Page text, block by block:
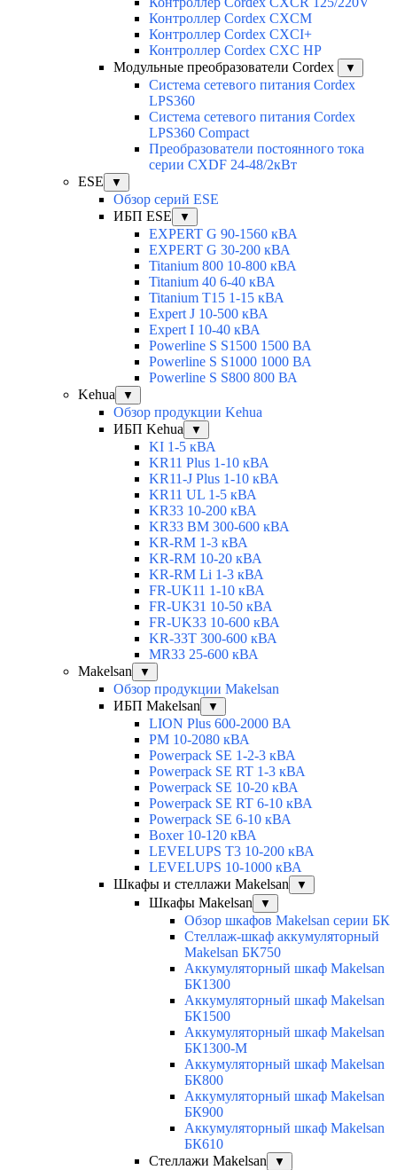
Контроллер Cordex CXCM
Контроллер Cordex CXCI+
Контроллер Cordex CXC HP
Модульные преобразователи Cordex
▼
Система сетевого питания Cordex
LPS360
Система сетевого питания Cordex
LPS360 Compact
Преобразователи постоянного тока
серии CXDF 24-48/2кВт
ESE
▼
Обзор серий ESE
ИБП ESE
▼
EXPERT G 90-1560 кВА
EXPERT G 30-200 кВА
Titanium 800 10-800 кВА
Titanium 40 6-40 кВА
Titanium T15 1-15 кВА
Expert J 10-500 кВА
Expert I 10-40 кВА
Powerline S S1500 1500 ВА
Powerline S S1000 1000 ВА
Powerline S S800 800 ВА
Kehua
▼
Обзор продукции Kehua
ИБП Kehua
▼
KI 1-5 кВА
KR11 Plus 1-10 кВА
KR11-J Plus 1-10 кВА
KR11 UL 1-5 кВА
KR33 10-200 кВА
KR33 BM 300-600 кВА
KR-RM 1-3 кВА
KR-RM 10-20 кВА
KR-RM Li 1-3 кВА
FR-UK11 1-10 кВА
FR-UK31 10-50 кВА
FR-UK33 10-600 кВА
KR-33T 300-600 кВА
MR33 25-600 кВА
Makelsan
▼
Обзор продукции Makelsan
ИБП Makelsan
▼
LION Plus 600-2000 ВА
PM 10-2080 кВА
Powerpack SE 1-2-3 кВА
Powerpack SE RT 1-3 кВА
Powerpack SE 10-20 кВА
Powerpack SE RT 6-10 кВА
Powerpack SE 6-10 кВА
Boxer 10-120 кВА
LEVELUPS T3 10-200 кВА
LEVELUPS 10-1000 кВА
Шкафы и стеллажи Makelsan
▼
Шкафы Makelsan ▼
Обзор шкафов Makelsan серии БК
Стеллаж-шкаф аккумуляторный
Makelsan БК750
Аккумуляторный шкаф Makelsan
БК1300
Аккумуляторный шкаф Makelsan
БК1500
Аккумуляторный шкаф Makelsan
БК1300-М
Аккумуляторный шкаф Makelsan
БК800
Аккумуляторный шкаф Makelsan
БК900
Аккумуляторный шкаф Makelsan
БК610
Стеллажи Makelsan
▼